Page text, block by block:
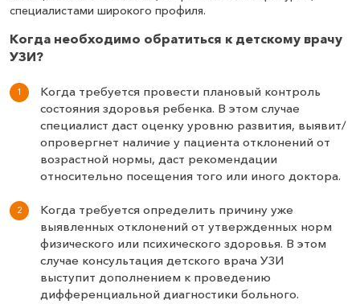
специалистами широкого профиля.
Когда необходимо обратиться к детскому врачу
УЗИ?
Когда требуется провести плановый контроль
состояния здоровья ребенка. В этом случае
специалист даст оценку уровню развития, выявит/
опровергнет наличие у пациента отклонений от
возрастной нормы, даст рекомендации
относительно посещения того или иного доктора.
Когда требуется определить причину уже
выявленных отклонений от утвержденных норм
физического или психического здоровья. В этом
случае консультация детского врача УЗИ
выступит дополнением к проведению
дифференциальной диагностики больного.